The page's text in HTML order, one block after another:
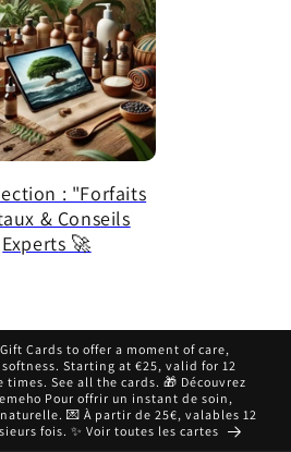
: "Forfaits
& Conseils
Experts 🚀
Cards to offer a moment of care,
Starting at €25, valid for 12
See all the cards. 🎁 Découvrez
Pour offrir un instant de soin,
💌 À partir de 25€, valables 12
fois. ✨ Voir toutes les cartes